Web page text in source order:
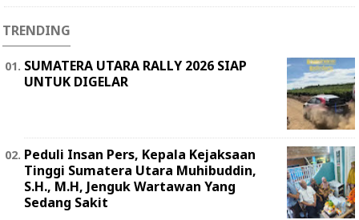
TRENDING
SUMATERA UTARA RALLY 2026 SIAP
UNTUK DIGELAR
Peduli Insan Pers, Kepala Kejaksaan
Tinggi Sumatera Utara Muhibuddin,
S.H., M.H, Jenguk Wartawan Yang
Sedang Sakit